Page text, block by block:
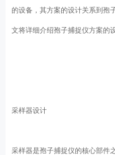
的设备，其方案的设计关系到孢
文将详细介绍孢子捕捉仪方案的设计
采样器设计
采样器是孢子捕捉仪的核心部件之